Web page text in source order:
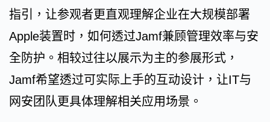
指引，让参观者更直观理解企业在大规模部署
Apple装置时，如何透过Jamf兼顾管理效率与安
全防护。相较过往以展示为主的参展形式，
Jamf希望透过可实际上手的互动设计，让IT与
网安团队更具体理解相关应用场景。